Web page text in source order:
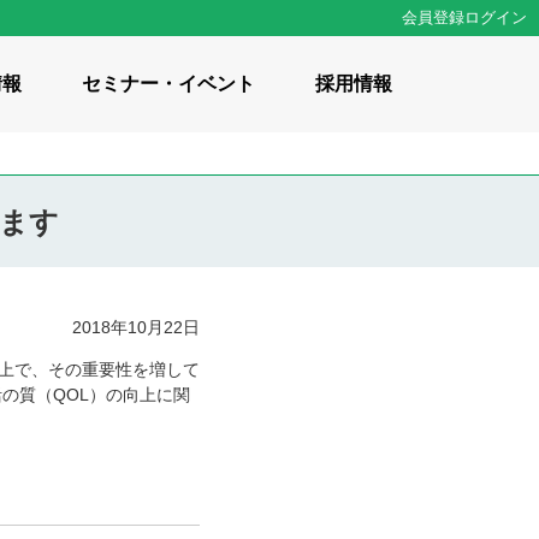
会員登録ログイン
/ 知識・コラム
セミナー・イベント 採用情報
す
2018年10月22日
で、その重要性を増して
質（QOL）の向上に関